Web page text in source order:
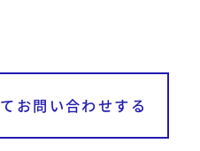
付中
お問い合わせする